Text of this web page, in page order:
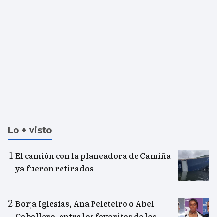
Lo + visto
El camión con la planeadora de Camiña
ya fueron retirados
Borja Iglesias, Ana Peleteiro o Abel